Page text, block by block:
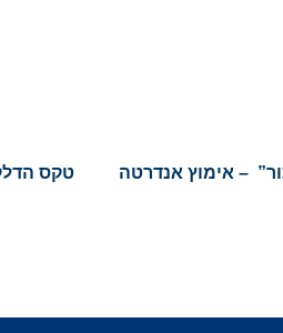
– אימוץ אנדרטה טקס